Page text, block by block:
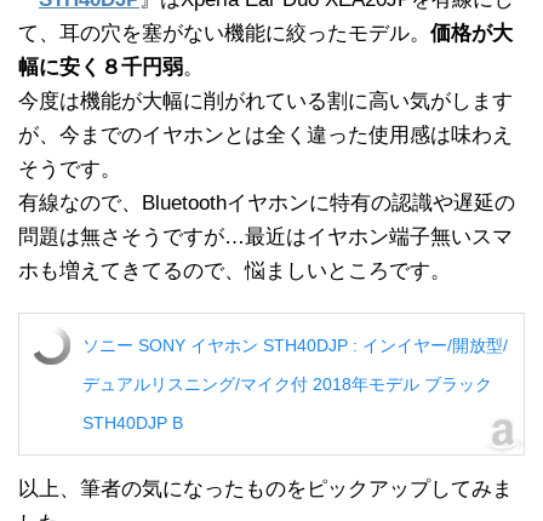
て、耳の穴を塞がない機能に絞ったモデル。 価格が大
幅に安く８千円弱。
今度は機能が大幅に削がれている割に高い気がします
が、今までのイヤホンとは全く違った使用感は味わえ
そうです。
有線なので、Bluetoothイヤホンに特有の認識や遅延の
問題は無さそうですが…最近はイヤホン端子無いスマ
ホも増えてきてるので、悩ましいところです。
ソニー SONY イヤホン STH40DJP : インイヤー/開放型/
デュアルリスニング/マイク付 2018年モデル ブラック
STH40DJP B
以上、筆者の気になったものをピックアップしてみま